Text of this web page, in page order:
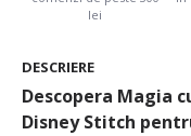
lei
DESCRIERE
Descopera Magia
Disney Stitch